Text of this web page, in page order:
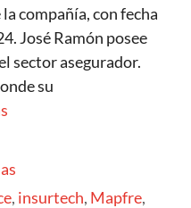
compañía, con fecha
José Ramón posee
sector asegurador.
su
, insurtech, Mapfre,